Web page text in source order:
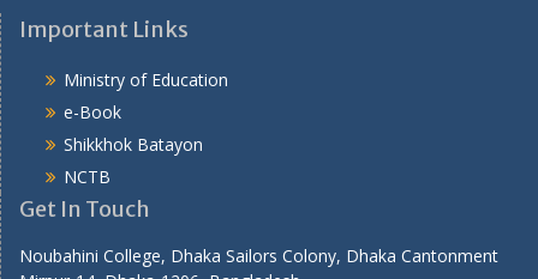
Important Links
Ministry of Education
e-Book
Shikkhok Batayon
NCTB
Get In Touch
Noubahini College, Dhaka Sailors Colony, Dhaka Cantonment